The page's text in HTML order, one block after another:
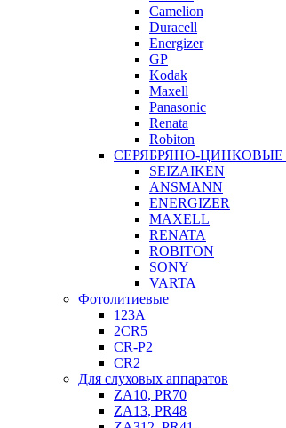
Camelion
Duracell
Energizer
GP
Kodak
Maxell
Panasonic
Renata
Robiton
СЕРЯБРЯНО-
SEIZAIKEN
ANSMANN
ENERGIZER
MAXELL
RENATA
ROBITON
SONY
VARTA
Фотолитиевые
123A
2CR5
CR-P2
CR2
Для слуховых аппаратов
ZA10, PR70
ZA13, PR48